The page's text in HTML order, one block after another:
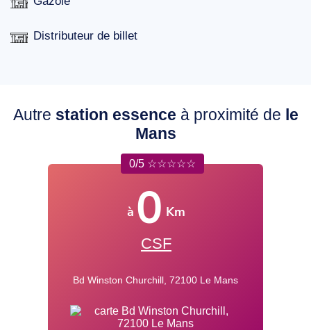
Distributeur de billet
Autre station essence à proximité de le
Mans
0/5 ☆☆☆☆☆
à 0 Km
CSF
Bd Winston Churchill, 72100 Le Mans